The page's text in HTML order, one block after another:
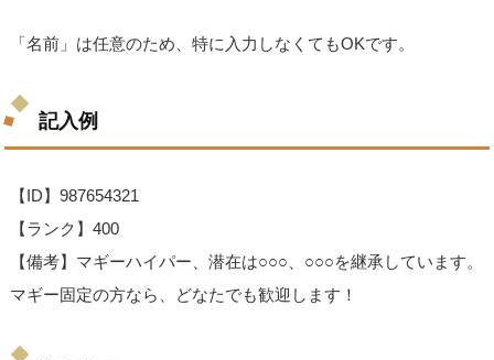
「名前」は任意のため、特に入力しなくてもOKです。
記入例
【ID】987654321
【ランク】400
【備考】マギーハイパー、潜在は○○○、○○○を継承しています。
マギー固定の方なら、どなたでも歓迎します！